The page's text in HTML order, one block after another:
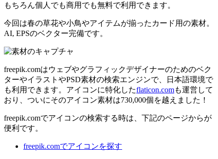
もちろん個人でも商用でも無料で利用できます。
今回は春の草花や小鳥やアイテムが揃ったカード用の素材。
AI, EPSのベクター完備です。
freepik.comはウェブやグラフィックデザイナーのためのベク
ターやイラストやPSD素材の検索エンジンで、日本語環境で
も利用できます。アイコンに特化したflaticon.comも運営して
おり、ついにそのアイコン素材は730,000個を越えました！
freepik.comでアイコンの検索する時は、下記のページからが
便利です。
freepik.comでアイコンを探す